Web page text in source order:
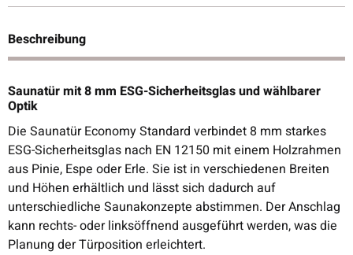
Beschreibung
Saunatür mit 8 mm ESG-Sicherheitsglas und wählbarer
Optik
Die Saunatür Economy Standard verbindet 8 mm starkes
ESG-Sicherheitsglas nach EN 12150 mit einem Holzrahmen
aus Pinie, Espe oder Erle. Sie ist in verschiedenen Breiten
und Höhen erhältlich und lässt sich dadurch auf
unterschiedliche Saunakonzepte abstimmen. Der Anschlag
kann rechts- oder linksöffnend ausgeführt werden, was die
Planung der Türposition erleichtert.